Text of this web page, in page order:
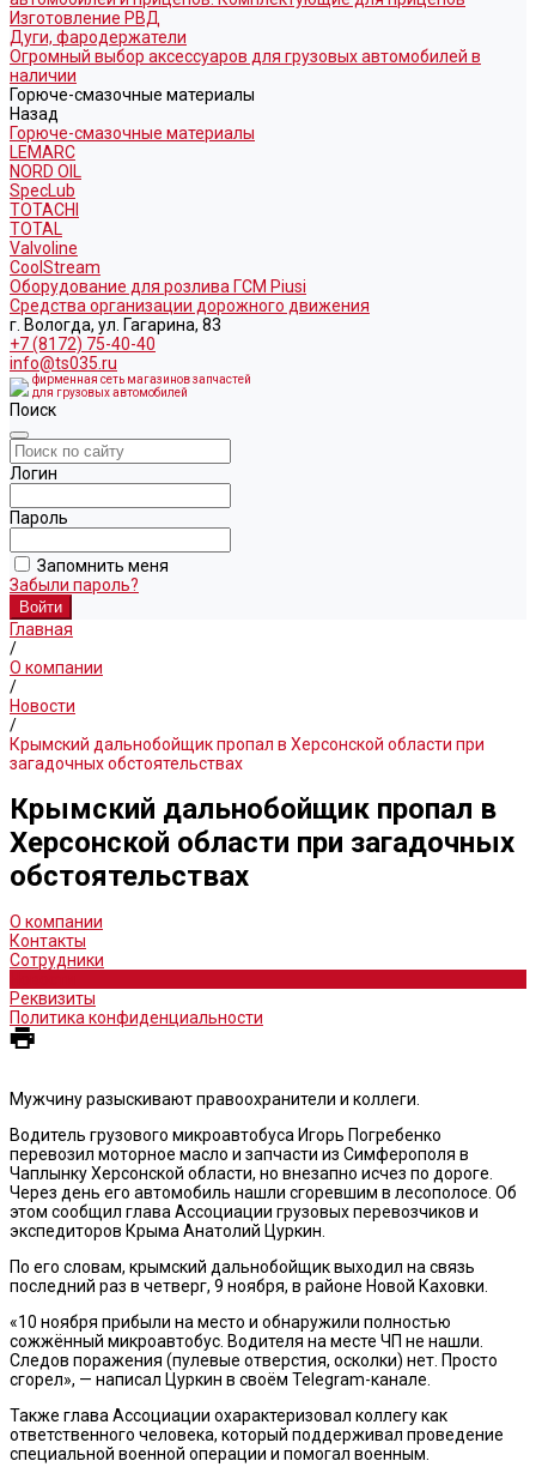
Изготовление РВД
Дуги, фародержатели
Огромный выбор аксессуаров для грузовых автомобилей в
наличии
Горюче-смазочные материалы
Назад
Горюче-смазочные материалы
LEMARC
NORD OIL
SpecLub
TOTACHI
TOTAL
Valvoline
CoolStream
Оборудование для розлива ГСМ Piusi
Средства организации дорожного движения
г. Вологда, ул. Гагарина, 83
+7 (8172) 75-40-40
info@ts035.ru
фирменная сеть магазинов запчастей
для грузовых автомобилей
Поиск
Логин
Пароль
Запомнить меня
Забыли пароль?
Главная
/
О компании
/
Новости
/
Крымский дальнобойщик пропал в Херсонской области при
загадочных обстоятельствах
Крымский дальнобойщик пропал в
Херсонской области при загадочных
обстоятельствах
О компании
Контакты
Сотрудники
Реквизиты
Политика конфиденциальности
Мужчину разыскивают правоохранители и коллеги.
Водитель грузового микроавтобуса Игорь Погребенко
перевозил моторное масло и запчасти из Симферополя в
Чаплынку Херсонской области, но внезапно исчез по дороге.
Через день его автомобиль нашли сгоревшим в лесополосе. Об
этом сообщил глава Ассоциации грузовых перевозчиков и
экспедиторов Крыма Анатолий Цуркин.
По его словам, крымский дальнобойщик выходил на связь
последний раз в четверг, 9 ноября, в районе Новой Каховки.
«10 ноября прибыли на место и обнаружили полностью
сожжённый микроавтобус. Водителя на месте ЧП не нашли.
Следов поражения (пулевые отверстия, осколки) нет. Просто
сгорел», — написал Цуркин в своём Telegram-канале.
Также глава Ассоциации охарактеризовал коллегу как
ответственного человека, который поддерживал проведение
специальной военной операции и помогал военным.